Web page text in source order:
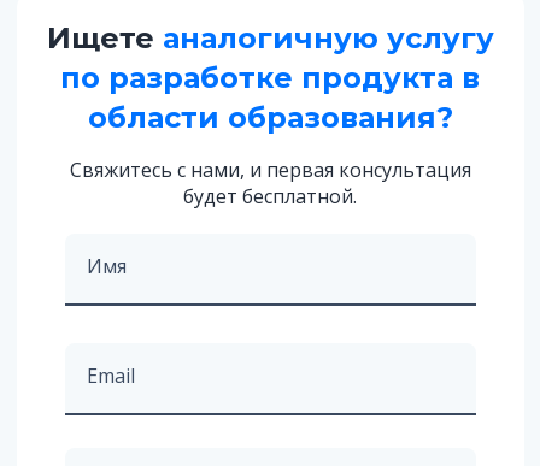
Ищете аналогичную услугу
по разработке продукта в
области образования?
Свяжитесь с нами, и первая консультация
будет бесплатной.
Имя
Email